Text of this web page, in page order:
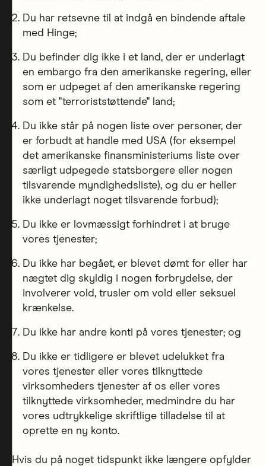
Du har retsevne til at indgå en bindende aftale
med Hinge;
Du befinder dig ikke i et land, der er underlagt
en embargo fra den amerikanske regering, eller
som er udpeget af den amerikanske regering
som et "terroriststøttende" land;
Du ikke står på nogen liste over personer, der
er forbudt at handle med USA (for eksempel
det amerikanske finansministeriums liste over
særligt udpegede statsborgere eller nogen
tilsvarende myndighedsliste), og du er heller
ikke underlagt noget tilsvarende forbud);
Du ikke er lovmæssigt forhindret i at bruge
vores tjenester;
Du ikke har begået, er blevet dømt for eller har
nægtet dig skyldig i nogen forbrydelse, der
involverer vold, trusler om vold eller seksuel
krænkelse.
Du ikke har andre konti på vores tjenester; og
Du ikke er tidligere er blevet udelukket fra
vores tjenester eller vores tilknyttede
virksomheders tjenester af os eller vores
tilknyttede virksomheder, medmindre du har
vores udtrykkelige skriftlige tilladelse til at
oprette en ny konto.
Hvis du på noget tidspunkt ikke længere opfylder